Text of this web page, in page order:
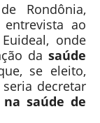
Rondônia,
ao
onde
da saúde
se eleito,
decretar
saúde de